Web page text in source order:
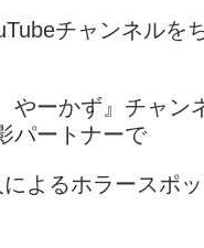
チャンネルを
ーかず』チャン
パートナーで
よるホラースポ